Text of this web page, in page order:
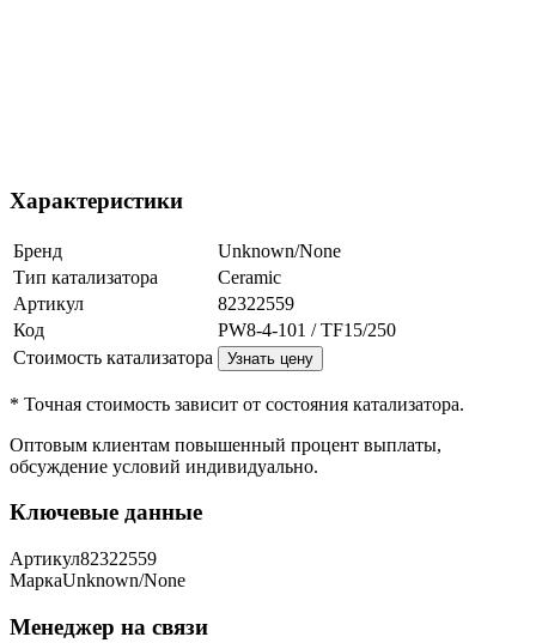
Характеристики
Бренд
Unknown/None
Тип катализатора
Ceramic
Артикул
82322559
Код
PW8-4-101 / TF15/250
Стоимость катализатора
Узнать цену
* Точная стоимость зависит от состояния катализатора.
Оптовым клиентам повышенный процент выплаты,
обсуждение условий индивидуально.
Ключевые данные
Артикул82322559
МаркаUnknown/None
Менеджер на связи